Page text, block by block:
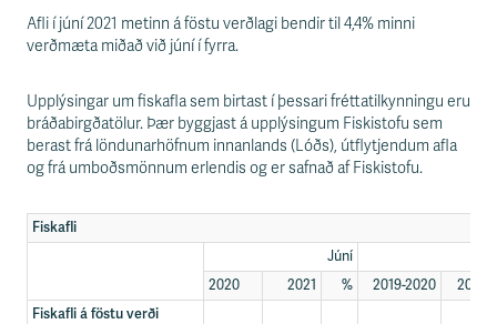
Afli í júní 2021 metinn á föstu verðlagi bendir til 4,4% minni
verðmæta miðað við júní í fyrra.
Upplýsingar um fiskafla sem birtast í þessari fréttatilkynningu eru
bráðabirgðatölur. Þær byggjast á upplýsingum Fiskistofu sem
berast frá löndunarhöfnum innanlands (Lóðs), útflytjendum afla
og frá umboðsmönnum erlendis og er safnað af Fiskistofu.
Fiskafli
Júní
2020
2021 % 2019-2020
2020-
Fiskafli á föstu verði